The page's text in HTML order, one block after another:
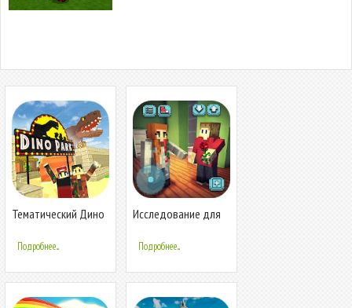
Тематический Дино
Динозавров
Подробнее...
Исследование для
строительство
Подробнее...